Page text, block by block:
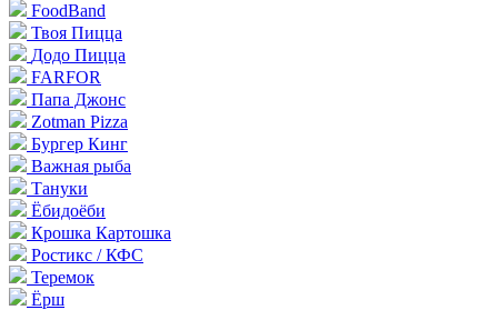
FoodBand
Твоя Пицца
Додо Пицца
FARFOR
Папа Джонс
Zotman Pizza
Бургер Кинг
Важная рыба
Тануки
Ёбидоёби
Крошка Картошка
Ростикс / КФС
Теремок
Ёрш